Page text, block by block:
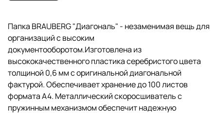
обеспечит надежную фиксацию
документов. Кроме того, папка
снабжена прозрачным
внутренним карманом. Для
идентификации имеется
бумажный корешок.
Поставляется в индивидуальной
упаковке.
Папка BRAUBERG "Диагональ" - незаменимая вещь для
организаций с высоким
документооборотом.Изготовлена из
высококачественного пластика серебристого цвета
толщиной 0,6 мм с оригинальной диагональной
фактурой. Обеспечивает хранение до 100 листов
формата А4. Металлический скоросшиватель с
пружинным механизмом обеспечит надежную